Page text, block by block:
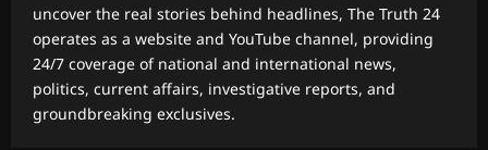
uncover the real stories behind headlines, The Truth 24
operates as a website and YouTube channel, providing
24/7 coverage of national and international news,
politics, current affairs, investigative reports, and
groundbreaking exclusives.